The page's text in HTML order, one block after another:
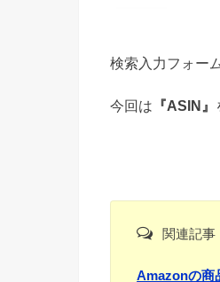
検索入力フォー
今回は 『ASIN』
関連記事
Amazonの商